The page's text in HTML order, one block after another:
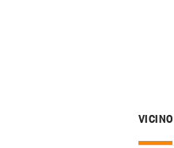
VICINO